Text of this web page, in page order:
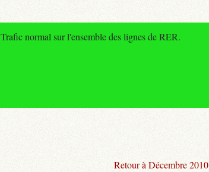
Trafic normal sur l'ensemble des lignes de RER.
Retour à Décembre 2010